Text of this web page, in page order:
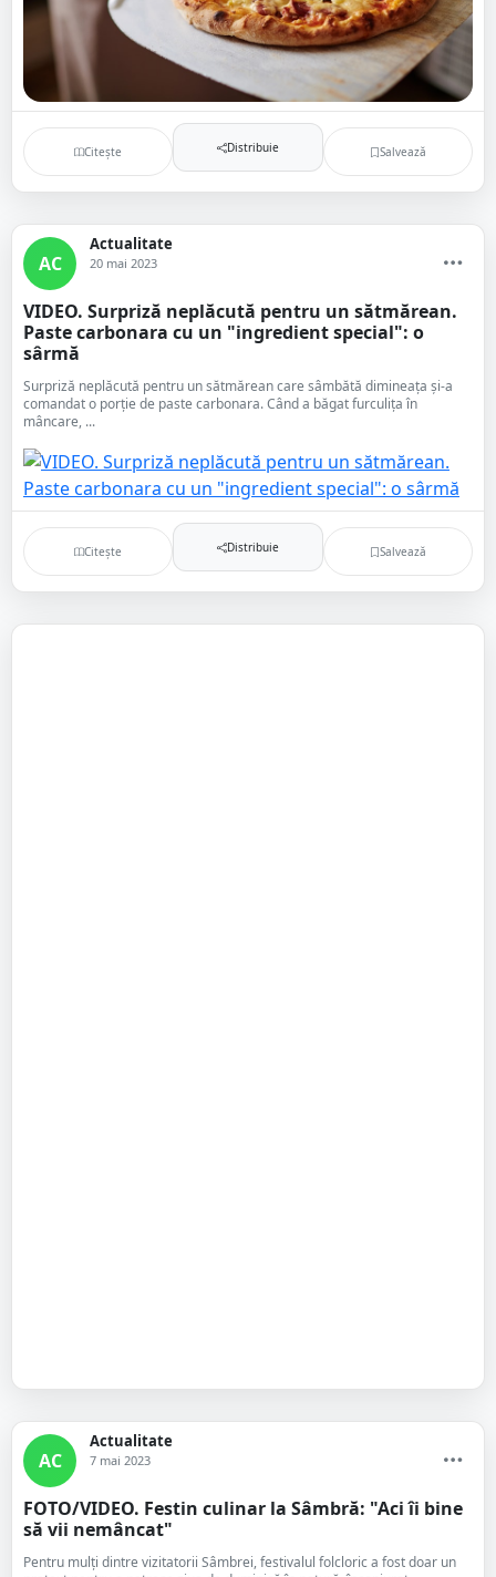
Citește Distribuie Salvează
AC
Actualitate
20 mai 2023
VIDEO. Surpriză neplăcută pentru un sătmărean.
Paste carbonara cu un "ingredient special": o
sârmă
Surpriză neplăcută pentru un sătmărean care sâmbătă dimineața și-a
comandat o porție de paste carbonara. Când a băgat furculița în
mâncare, ...
Citește Distribuie Salvează
AC
Actualitate
7 mai 2023
FOTO/VIDEO. Festin culinar la Sâmbră: "Aci îi bine
să vii nemâncat"
Pentru mulți dintre vizitatorii Sâmbrei, festivalul folcloric a fost doar un